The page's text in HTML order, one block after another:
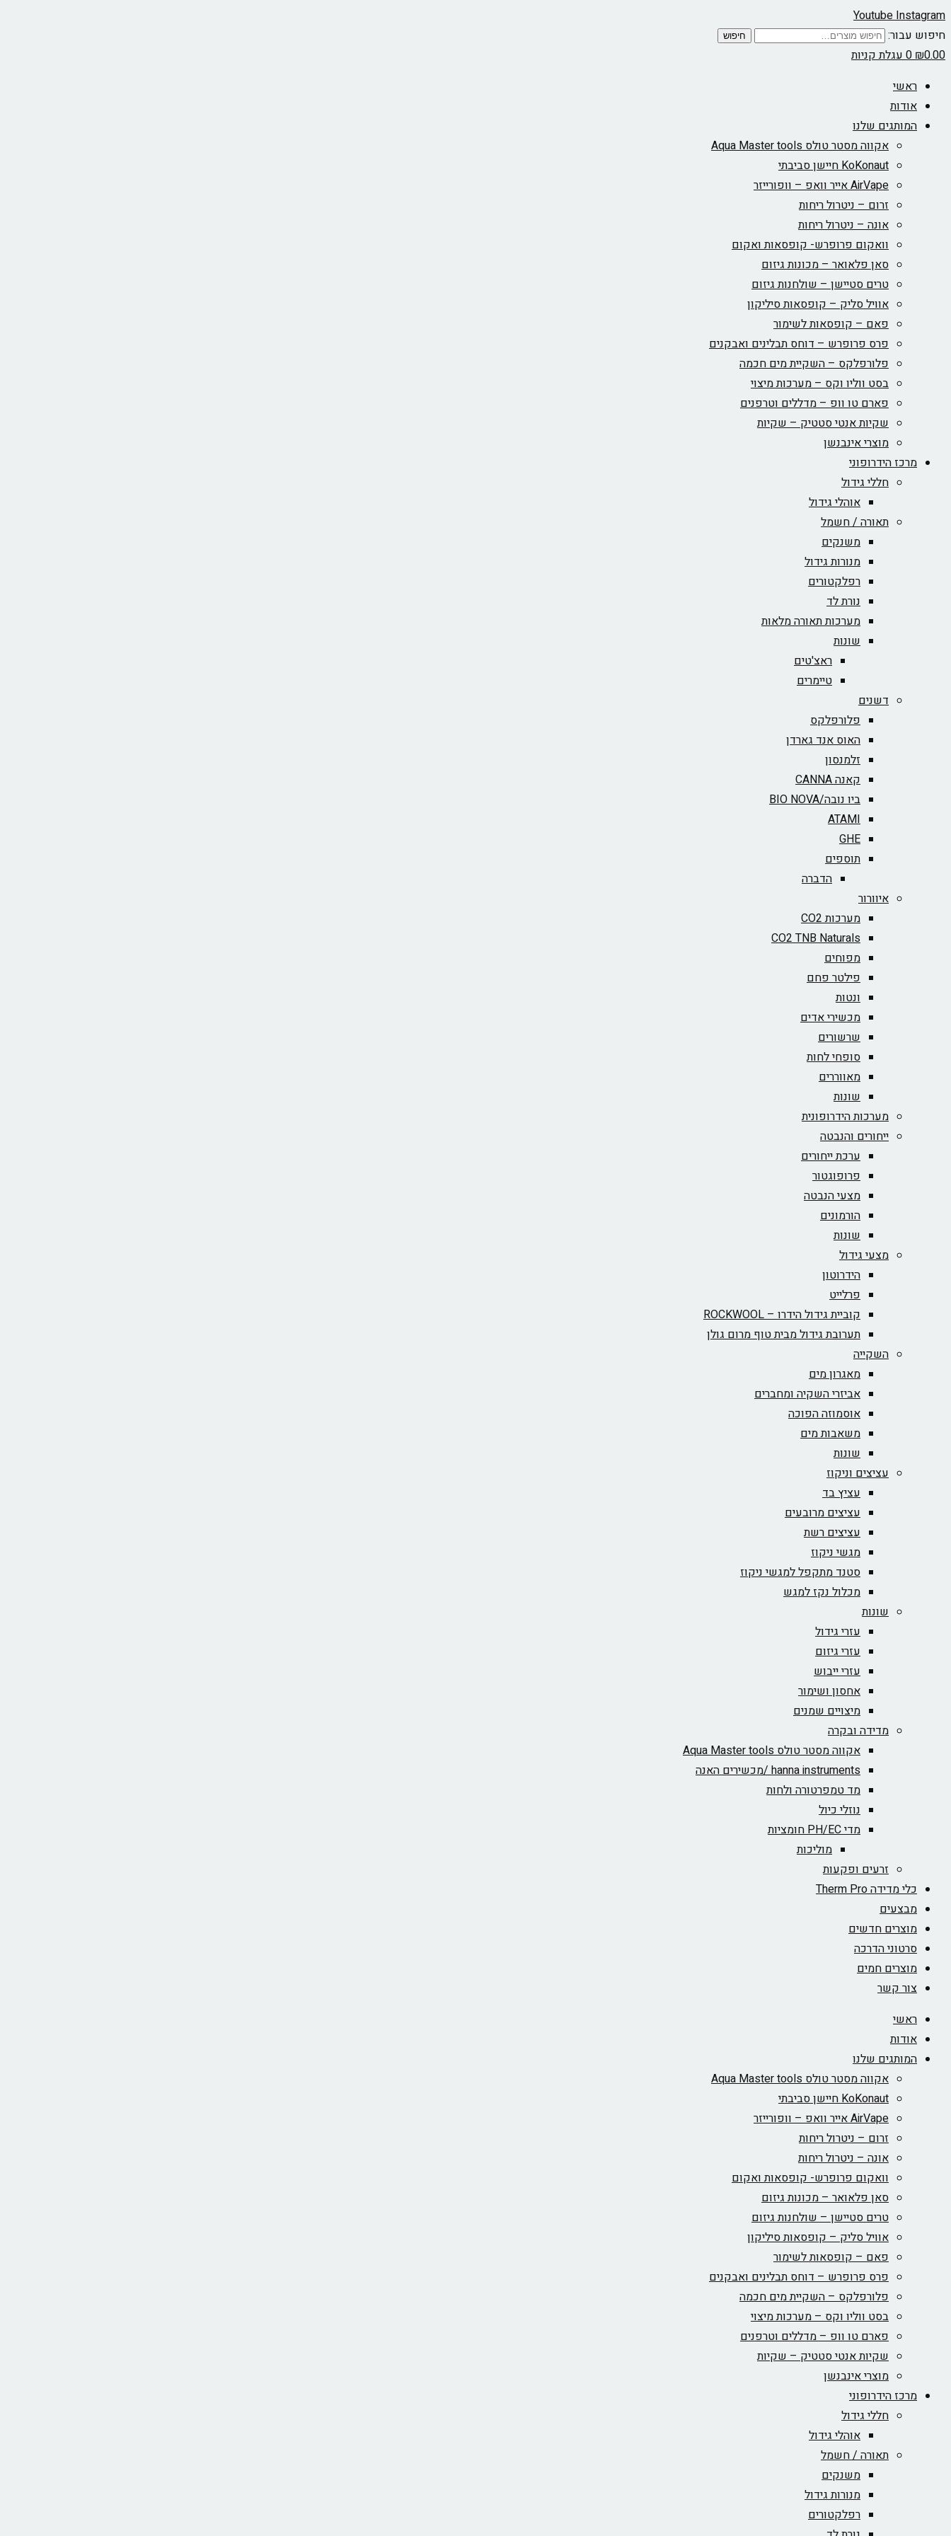
YoutubeInstagram
חיפוש עבור:
חיפוש
₪0.00
0עגלת קניות
ראשי
אודות
המותגים שלנו
אקווה מסטר טולס Aqua Master tools
KoKonaut חיישן סביבתי
AirVape אייר וואפ – וופורייזר
זרום – ניטרול ריחות
אונה – ניטרול ריחות
וואקום פרופרש- קופסאות ואקום
סאן פלאואר – מכונות גיזום
טרים סטיישן – שולחנות גיזום
אוויל סליק – קופסאות סיליקון
פאם – קופסאות לשימור
פרס פרופרש – דוחס תבלינים ואבקנים
פלורפלקס – השקיית מים חכמה
בסט ווליו וקס – מערכות מיצוי
פארם טו וופ – מדללים וטרפנים
שקיות אנטי סטטיק – שקיות
מוצרי אינבנשן
מרכז הידרופוני
חללי גידול
אוהלי גידול
תאורה / חשמל
משנקים
מנורות גידול
רפלקטורים
נורת לד
מערכות תאורה מלאות
שונות
ראצ'טים
טיימרים
דשנים
פלורפלקס
האוס אנד גארדן
זלמנסון
קאנה CANNA
ביו נובה/BIO NOVA‏
ATAMI
GHE
תוספים
הדברה
איוורור
מערכות CO2
CO2 TNB Naturals
מפוחים
פילטר פחם
ונטות
מכשירי אדים
שרשורים
סופחי לחות
מאווררים
שונות
מערכות הידרופונית
ייחורים והנבטה
ערכת ייחורים
פרופוגטור
מצעי הנבטה
הורמונים
שונות
מצעי גידול
הידרוטון
פרלייט
קוביית גידול הידרו – ROCKWOOL‏
תערובת גידול מבית טוף מרום גולן
השקייה
מאגרון מים
אביזרי השקיה ומחברים
אוסמוזה הפוכה
משאבות מים
שונות
עציצים וניקוז
עציץ בד
עציצים מרובעים
עציצים רשת
מגשי ניקוז
סטנד מתקפל למגשי ניקוז
מכלול נקז למגש
שונות
עזרי גידול
עזרי גיזום
עזרי ייבוש
אחסון ושימור
מיצויים שמנים
מדידה ובקרה
אקווה מסטר טולס Aqua Master tools
hanna instruments /מכשירים האנה
מד טמפרטורה ולחות
נוזלי כיול
מדי PH/EC חומציות
מוליכות
זרעים ופקעות
כלי מדידה Therm Pro
מבצעים
מוצרים חדשים
סרטוני הדרכה
מוצרים חמים
צור קשר
ראשי
אודות
המותגים שלנו
אקווה מסטר טולס Aqua Master tools
KoKonaut חיישן סביבתי
AirVape אייר וואפ – וופורייזר
זרום – ניטרול ריחות
אונה – ניטרול ריחות
וואקום פרופרש- קופסאות ואקום
סאן פלאואר – מכונות גיזום
טרים סטיישן – שולחנות גיזום
אוויל סליק – קופסאות סיליקון
פאם – קופסאות לשימור
פרס פרופרש – דוחס תבלינים ואבקנים
פלורפלקס – השקיית מים חכמה
בסט ווליו וקס – מערכות מיצוי
פארם טו וופ – מדללים וטרפנים
שקיות אנטי סטטיק – שקיות
מוצרי אינבנשן
מרכז הידרופוני
חללי גידול
אוהלי גידול
תאורה / חשמל
משנקים
מנורות גידול
רפלקטורים